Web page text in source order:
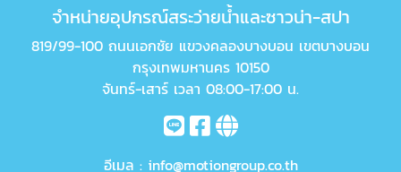
จำหน่ายอุปกรณ์สระว่ายน้ำและซาวน่า-สปา
819/99-100 ถนนเอกชัย แขวงคลองบางบอน เขตบางบอน
กรุงเทพมหานคร 10150
จันทร์-เสาร์ เวลา 08:00-17:00 น.
อีเมล : info@motiongroup.co.th